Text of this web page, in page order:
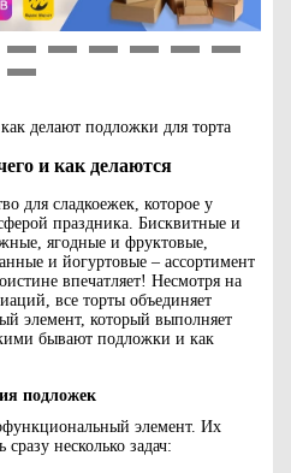
делают подложки для торта
и как делаются
для сладкоежек, которое у
праздника. Бисквитные и
ягодные и фруктовые,
и йогуртовые – ассортимент
впечатляет! Несмотря на
все торты объединяет
элемент, который выполняет
бывают подложки и как
подложек
элемент. Их
несколько задач: